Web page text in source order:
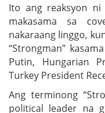
Ito ang reaksyon ni
makasama sa
nakaraang linggo,
“Strongman”
Putin, Hungarian
Turkey President
Ang terminong
political leader na